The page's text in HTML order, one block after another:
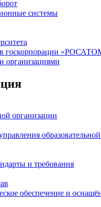
системы
госкорпорации
организациями
организации
и требования
обеспечение и